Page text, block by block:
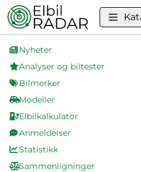
Nyheter
Analyser og biltester
Bilmerker
Modeller
Elbilkalkulator
Anmeldelser
Statistikk
Sammenligninger